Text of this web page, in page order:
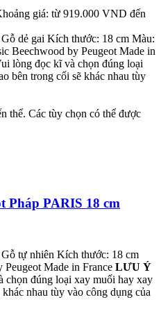
giá: từ 919.000 VND đến
dẻ gai Kích thước: 18 cm Màu:
Beechwood by Peugeot Made in
lòng đọc kĩ và chọn đúng loại
bên trong cối sẽ khác nhau tùy
thể. Các tùy chọn có thể được
Pháp PARIS 18 cm
tự nhiên Kích thước: 18 cm
Made in France LƯU Ý
chọn đúng loại xay muối hay xay
nhau tùy vào công dụng của